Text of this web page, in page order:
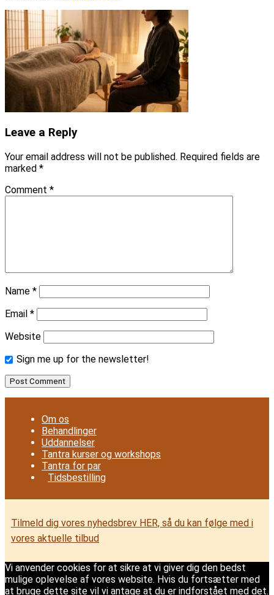
Leave a Reply
Your email address will not be published. Required fields are
marked *
Comment *
Name *
Email *
Website
Sign me up for the newsletter!
Om os
Behandlinger
Uddannelser
Tantra kurser og workshops
Tantra for par
Tidsbestilling
Tilmeld dig vores nyhedsbrev HER, så du kan følge med i
vores aktuelle tilbud
Vi anvender cookies for at sikre at vi giver dig den bedst
mulige oplevelse af vores website. Hvis du fortsætter med
at bruge dette site vil vi antage at du er indforstået med det.